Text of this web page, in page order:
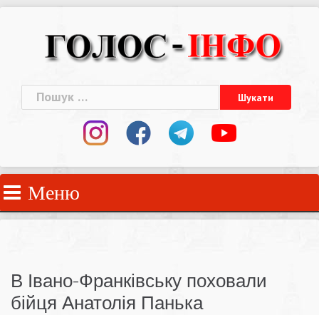
Пошук:
Меню
В Івано-Франківську поховали
бійця Анатолія Панька